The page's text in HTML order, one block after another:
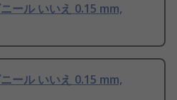
ール いいえ 0.15 mm,
ール いいえ 0.15 mm,